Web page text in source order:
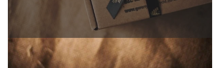
BÀI VIẾT NỔI BẬT